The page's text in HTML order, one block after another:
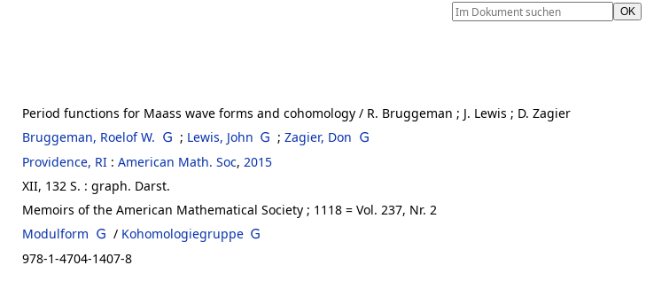
Period functions for Maass wave forms and cohomology / R. Bruggeman ; J. Lewis ; D. Zagier
Bruggeman, Roelof W. ; Lewis, John ; Zagier, Don
Providence, RI : American Math. Soc, 2015
XII, 132 S. : graph. Darst.
Memoirs of the American Mathematical Society ; 1118 = Vol. 237, Nr. 2
Modulform / Kohomologiegruppe
978-1-4704-1407-8